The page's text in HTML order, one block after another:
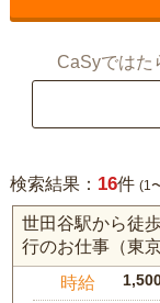
CaSyではた
検索結果： 16件 (1
世田谷駅から徒
行のお仕事（東
時給